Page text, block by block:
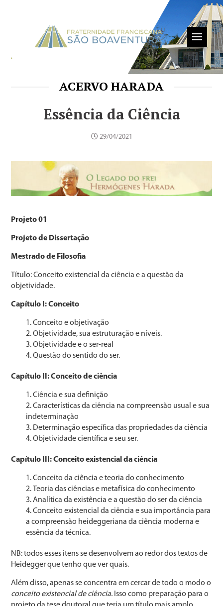
ACERVO HARADA
Essência da Ciência
29/04/2021
Projeto 01
Projeto de Dissertação
Mestrado de Filosofia
Título: Conceito existencial da ciência e a questão da
objetividade.
Capítulo I: Conceito
Conceito e objetivação
Objetividade, sua estruturação e níveis.
Objetividade e o ser-real
Questão do sentido do ser.
Capítulo II: Conceito de ciência
Ciência e sua definição
Características da ciência na compreensão usual e sua
indeterminação
Determinação específica das propriedades da ciência
Objetividade científica e seu ser.
Capítulo III: Conceito existencial da ciência
Conceito da ciência e teoria do conhecimento
Teoria das ciências e metafísica do conhecimento
Analítica da existência e a questão do ser da ciência
Conceito existencial da ciência e sua importância para
a compreensão heideggeriana da ciência moderna e
essência da técnica.
NB: todos esses itens se desenvolvem ao redor dos textos de
Heidegger que tenho que ver quais.
Além disso, apenas se concentra em cercar de todo o modo o
conceito existencial de ciência. Isso como preparação para o